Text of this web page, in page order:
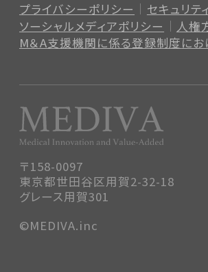
〒158-0097
東京都世田谷区用賀2-32-18
グレース用賀301
プライバシーポリシー
セキュリテ
ソーシャルメディアポリシー
人権
M＆A支援機関に係る登録制度に
©MEDIVA.inc